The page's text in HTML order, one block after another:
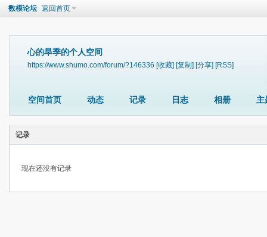
数模论坛 返回首页
心的旱季的个人空间
https://www.shumo.com/forum/?146336 [收藏] [复制] [分享] [RSS]
空间首页 动态 记录 日志 相册 主
记录
现在还没有记录